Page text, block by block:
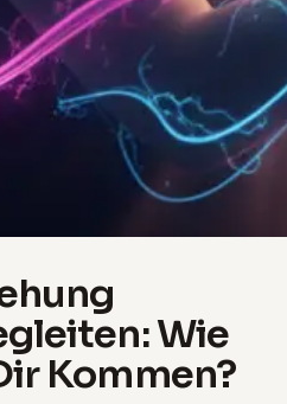
Wie
Kommen?